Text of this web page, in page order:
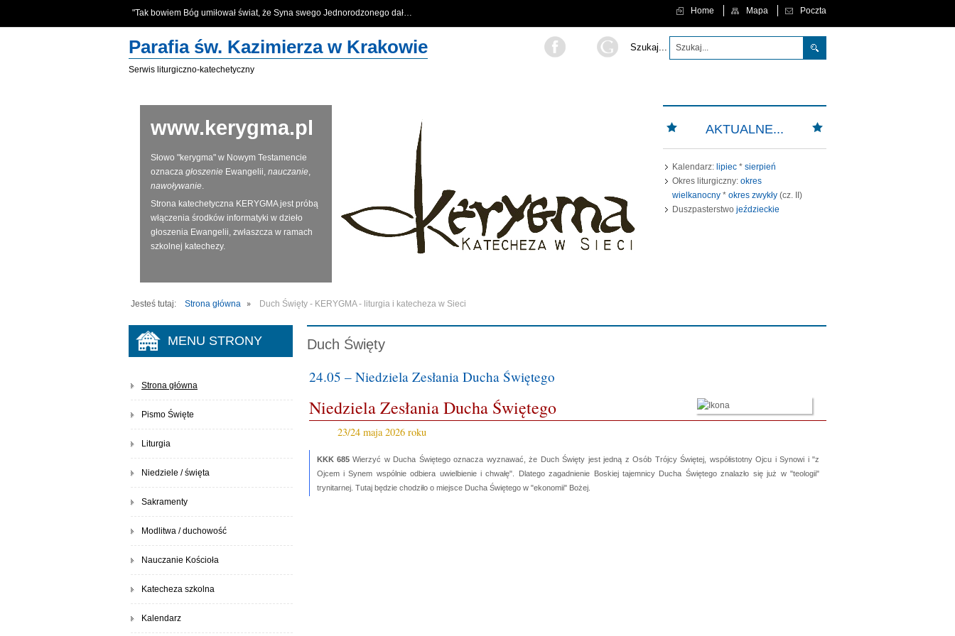
"Tak bowiem Bóg umiłował świat, że Syna swego Jednorodzonego dał… … aby każdy, kto w Niego wierzy, nie zginął, ale miał życie wieczne." (J 3,16)
Home Mapa Poczta
Parafia św. Kazimierza w Krakowie
Serwis liturgiczno-katechetyczny
Szukaj...
www.kerygma.pl
Słowo "kerygma" w Nowym Testamencie
oznacza głoszenieEwangelii, nauczanie,
nawoływanie.
Strona katechetyczna KERYGMA jest próbą
włączenia środków informatyki w dzieło
głoszenia Ewangelii, zwłaszcza w ramach
szkolnej katechezy.
AKTUALNE...
Kalendarz: lipiec* sierpień
Okres liturgiczny: okres
wielkanocny* okres zwykły(cz. II)
Duszpasterstwo jeździeckie
Jesteś tutaj: Strona główna Duch Święty - KERYGMA - liturgia i katecheza w Sieci
Duch Święty
24.05 – Niedziela Zesłania Ducha Świętego
Niedziela Zesłania Ducha Świętego
23/24 maja 2026 roku
KKK 685Wierzyć w Ducha Świętego oznacza wyznawać, że Duch Święty jest jedną z Osób Trójcy Świętej, współistotny Ojcu i Synowi i "z
Ojcem i Synem wspólnie odbiera uwielbienie i chwałę". Dlatego zagadnienie Boskiej tajemnicy Ducha Świętego znalazło się już w "teologii"
trynitarnej. Tutaj będzie chodziło o miejsce Ducha Świętego w "ekonomii" Bożej.
MENU STRONY
Strona główna
Pismo Święte
Liturgia
Niedziele / święta
Sakramenty
Modlitwa / duchowość
Nauczanie Kościoła
Katecheza szkolna
Kalendarz